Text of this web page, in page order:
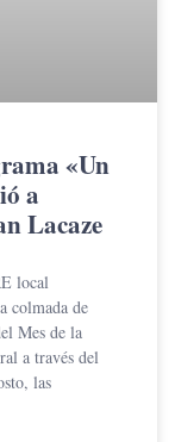
«Un
a
Lacaze
local
colmada de
Mes de la
a través del
las